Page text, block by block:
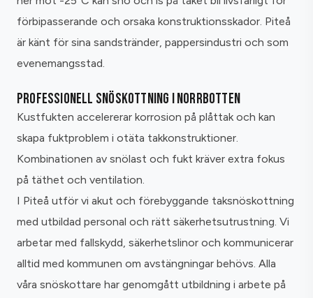
förbipasserande och orsaka konstruktionsskador. Piteå
är känt för sina sandstränder, pappersindustri och som
evenemangsstad.
PROFESSIONELL SNÖSKOTTNING I NORRBOTTEN
Kustfukten accelererar korrosion på plåttak och kan
skapa fuktproblem i otäta takkonstruktioner.
Kombinationen av snölast och fukt kräver extra fokus
på täthet och ventilation.
I Piteå utför vi akut och förebyggande taksnöskottning
med utbildad personal och rätt säkerhetsutrustning. Vi
arbetar med fallskydd, säkerhetslinor och kommunicerar
alltid med kommunen om avstängningar behövs. Alla
våra snöskottare har genomgått utbildning i arbete på